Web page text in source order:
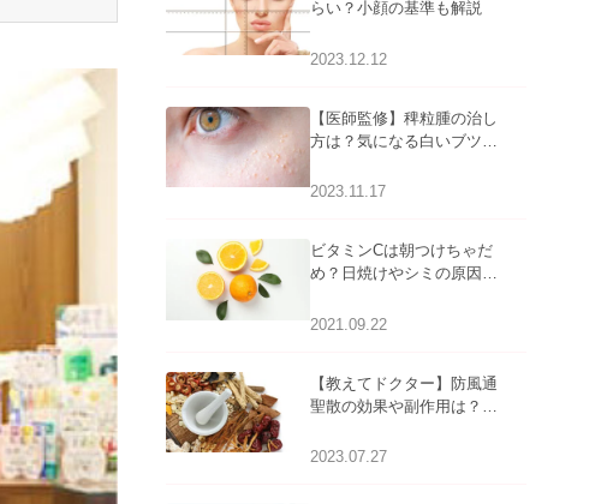
らい？小顔の基準も解説
2023.12.12
【医師監修】稗粒腫の治し
方は？気になる白いブツブ
アについて
2023.11.17
ビタミンCは朝つけちゃだ
め？日焼けやシミの原因に
2021.09.22
【教えてドクター】防風通
聖散の効果や副作用は？長
2023.07.27